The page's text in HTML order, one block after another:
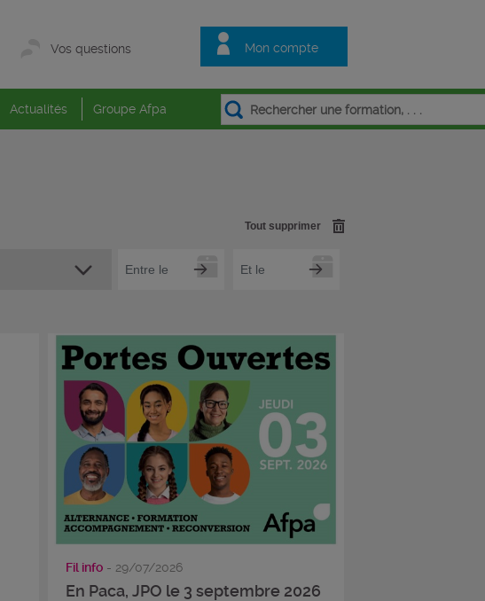
Mon compte
Vos questions
Actualités Groupe Afpa
Tout supprimer
Fil info - 29/07/2026
En Paca, JPO le 3 septembre 2026